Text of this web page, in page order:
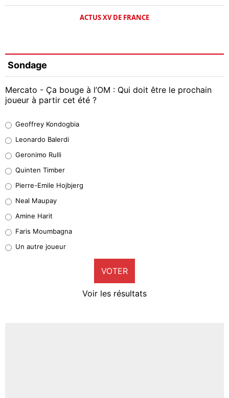
ACTUS XV DE FRANCE
Sondage
Mercato - Ça bouge à l’OM : Qui doit être le prochain
joueur à partir cet été ?
38%
32%
4%
1%
9%
Geoffrey Kondogbia
Leonardo Balerdi
Geronimo Rulli
Quinten Timber
Pierre-Emile Hojbjerg
Neal Maupay
Amine Harit
Faris Moumbagna
Un autre joueur
VOTER
Voir les résultats